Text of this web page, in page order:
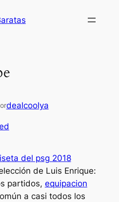
dealcoolya
de Luis Enrique:
partidos, equipacion
a casi todos los